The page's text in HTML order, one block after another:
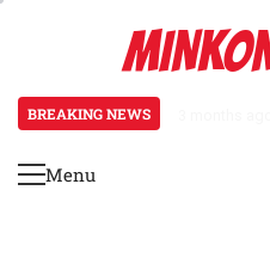
BREAKING NEWS
Primary
Menu